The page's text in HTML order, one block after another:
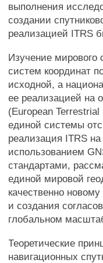
выполнения
создании
реализацией ITRS
Изучение
систем координат
исходной, а
ее реализацией на
(European Terrestrial
единой системы
реализация ITRS
использованием
стандартами,
единой мировой
качественно
и создания
глобальном
Теоретические
навигационных